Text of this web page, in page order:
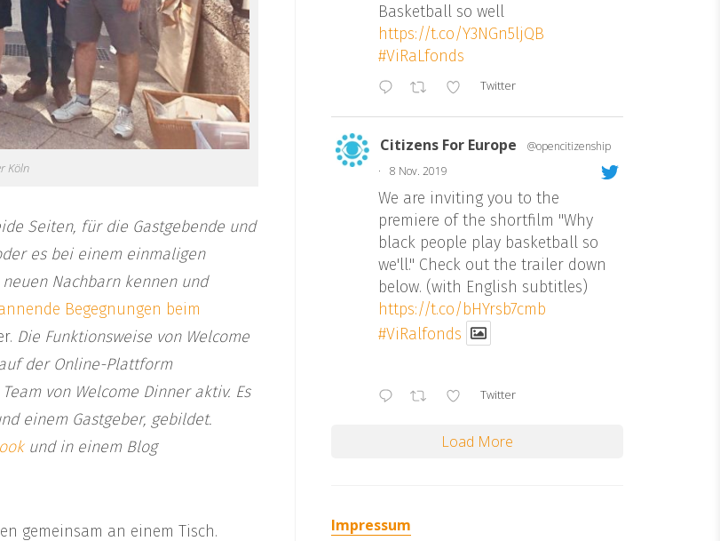
Köln
Seiten, für die Gastgebende und
es bei einem einmaligen
Nachbarn kennen und
Begegnungen beim
Die Funktionsweise von Welcome
der Online-Plattform
von Welcome Dinner aktiv. Es
einem Gastgeber, gebildet.
und in einem Blog
gemeinsam an einem Tisch.
Basketball so well
https://t.co/Y3NGn5ljQB
#ViRaLfonds
Twitter
Citizens For Europe
@opencitizenship
·
8 Nov. 2019
We are inviting you to the
premiere of the shortfilm "Why
black people play basketball so
we'll." Check out the trailer down
below. (with English subtitles)
https://t.co/bHYrsb7cmb
#ViRalfonds
Twitter
Load More
Impressum